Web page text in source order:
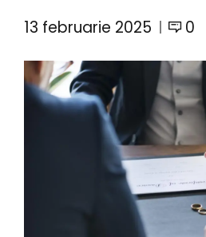
13 februarie 2025 0